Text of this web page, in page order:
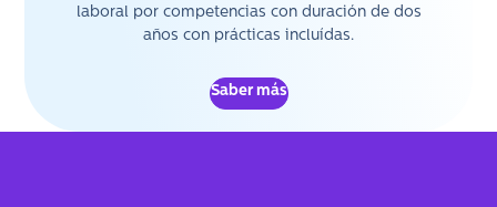
laboral por competencias con duración de dos
años con prácticas incluídas.
Saber más